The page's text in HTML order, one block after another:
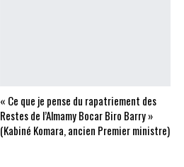
« Ce que je pense du rapatriement des
Restes de l’Almamy Bocar Biro Barry »
(Kabiné Komara, ancien Premier ministre)